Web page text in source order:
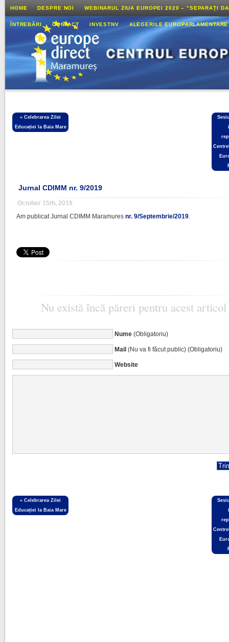
HOME DESPRE NOI WEBINARUL ZIUA EUROPEI 2020 – ”SEPARAȚI
ÎNTREBĂRI CONTACT INVESTNV ALEGERILE
«Celebrarea Zilei
Educației la Baia Mare
Jurnal CDIMM nr. 9/2019
October 15th, 2019
Am publicat Jurnal CDIMM Maramuresnr. 9/Septembrie/2019.
Nu există încă păreri pentru acest articol
Nume(Obligatoriu)
Mail(Nu va fi făcut public) (Obligatoriu)
Website
«Celebrarea Zilei
Educației la Baia Mare